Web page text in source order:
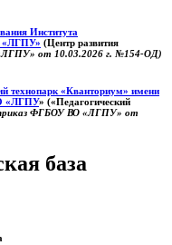
Института
«ЛГПУ» (Центр развития
от 10.03.2026 г. №154-ОД)
«Кванториум» имени
«ЛГПУ» («Педагогический
ФГБОУ ВО «ЛГПУ» от
база